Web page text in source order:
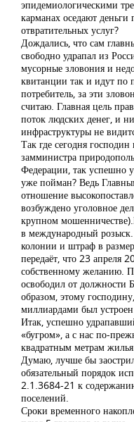
эпидемиологическими
карманах оседают
отвратительных услуг?
Дождались, что сам
свободно удрапал из
мусорные зловония и
квитанции так и идут по
потребитель, за эти
считаю. Главная цель
поток людских денег, и
инфраструктуры не
Так где сегодня
замминистра
Федерации, так успешно
уже пойман? Ведь
отношение
возбуждено уголовное
крупном
в международный
колонии и штраф в
передаёт, что 23 апреля
собственному желанию.
освободил от должности
образом, этому
миллиардами был
Итак, успешно
«бугром», а с нас по-
квадратным метрам
Думаю, лучше бы
обязательный порядок
2.1.3684-21 к
поселений.
Сроки временного